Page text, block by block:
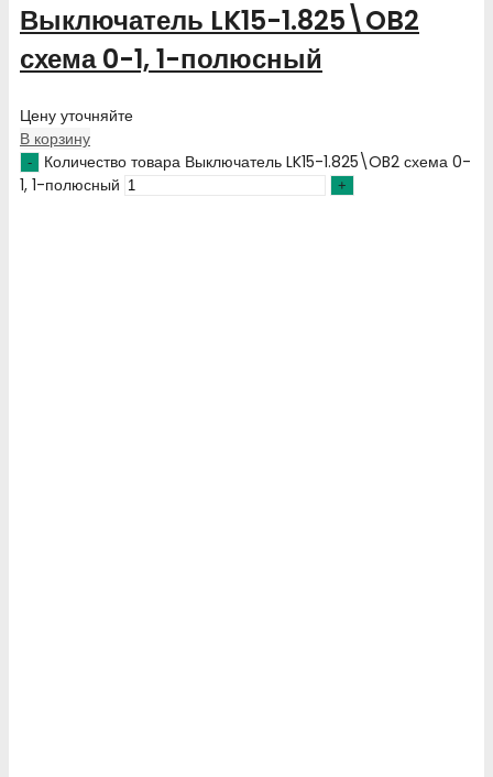
Выключатель LK15-1.825\OB2
схема 0-1, 1-полюсный
Цену уточняйте
В корзину
Количество товара Выключатель LK15-1.825\OB2 схема 0-
1, 1-полюсный